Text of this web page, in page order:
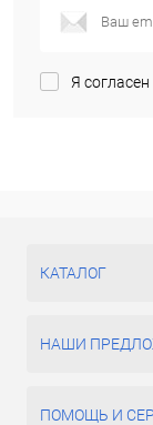
Я согласен
КАТАЛОГ
НАШИ
ПОМОЩЬ И